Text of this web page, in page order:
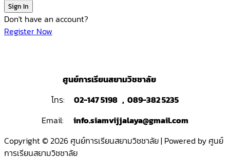
Sign In
Don't have an account?
Register Now
ศูนย์การเรียนสยามวิชชาลัย
โทร:
02-147 5198 , 089-382 5235
Email:
info.siamvijjalaya@gmail.com
Copyright © 2026 ศูนย์การเรียนสยามวิชชาลัย | Powered by ศูนย์
การเรียนสยามวิชชาลัย